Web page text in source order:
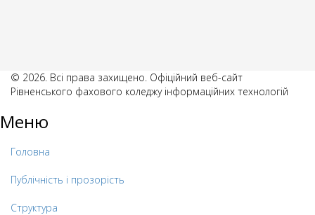
© 2026. Всі права захищено. Офіційний веб-сайт
Рівненського фахового коледжу інформаційних технологій
Меню
Головна
Публічність і прозорість
Структура